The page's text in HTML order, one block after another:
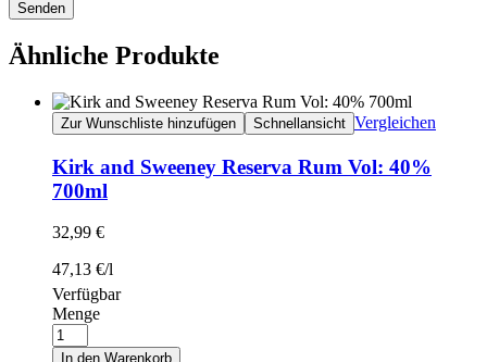
Senden
Ähnliche Produkte
Zur Wunschliste hinzufügen Schnellansicht Vergleichen
Kirk and Sweeney Reserva Rum Vol: 40%
700ml
32,99 €
47,13 €/l
Verfügbar
Menge
In den Warenkorb